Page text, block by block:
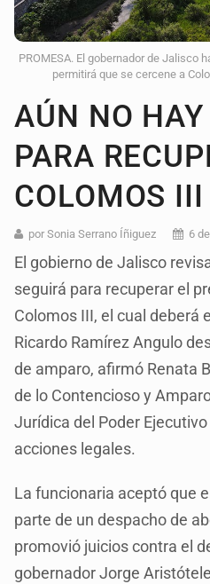
PROMESA. El gobernador de Jalisco
permitirá que se cercene a
AÚN NO
PARA
COLOMOS III
por Sonia Serrano Íñiguez 6
El gobierno de Jalisco
seguirá para recuperar el
Colomos III, el cual deberá
Ricardo Ramírez Angulo
de amparo, afirmó Renata
de lo Contencioso y
Jurídica del Poder
acciones legales.
La funcionaria aceptó que
parte de un despacho de
promovió juicios contra el
gobernador Jorge